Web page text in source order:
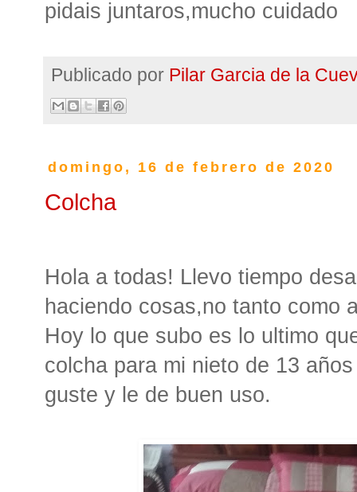
pidais juntaros,mucho cuidado
Publicado por Pilar Garcia de la
domingo, 16 de febrero de 2020
Colcha
Hola a todas! Llevo tiempo
haciendo cosas,no tanto como
Hoy lo que subo es lo ultimo
colcha para mi nieto de 13
guste y le de buen uso.